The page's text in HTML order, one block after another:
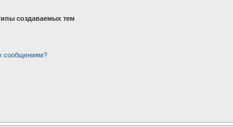
создаваемых тем
сообщениям?